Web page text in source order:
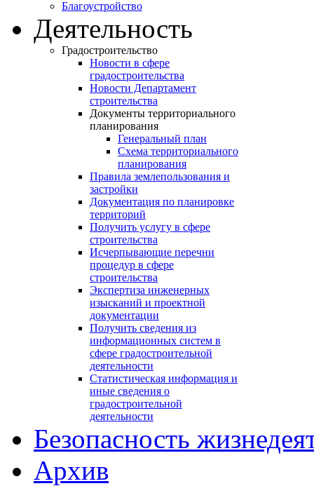
Благоустройство
Деятельность
Градостроительство
Новости в сфере
градостроительства
Новости Департамент
строительства
Документы территориального
планирования
Генеральный план
Схема территориального
планирования
Правила землепользования и
застройки
Документация по планировке
территорий
Получить услугу в сфере
строительства
Исчерпывающие перечни
процедур в сфере
строительства
Экспертиза инженерных
изысканий и проектной
документации
Получить сведения из
информационных систем в
сфере градостроительной
деятельности
Статистическая информация и
иные сведения о
градостроительной
деятельности
Безопасность
Архив